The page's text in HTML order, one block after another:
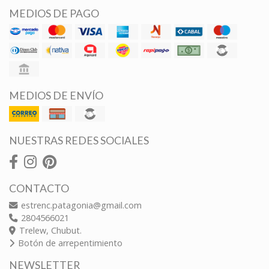
MEDIOS DE PAGO
MEDIOS DE ENVÍO
NUESTRAS REDES SOCIALES
CONTACTO
estrenc.patagonia@gmail.com
2804566021
Trelew, Chubut.
Botón de arrepentimiento
NEWSLETTER